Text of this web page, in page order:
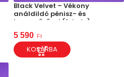
Black Velvet – Vékony
análdildó pénisz- és
heregyűrűvel (fekete)
5 590 Ft
KOSÁRBA